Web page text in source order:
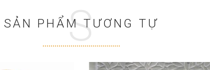
SẢN PHẨM TƯƠNG TỰ
S